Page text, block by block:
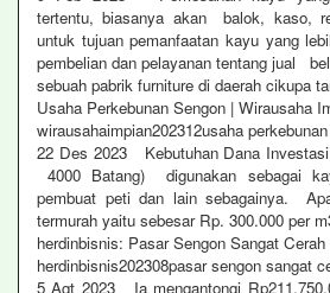
tertentu, biasanya akan balok, kaso,
untuk tujuan pemanfaatan kayu yang
pembelian dan pelayanan tentang jual
sebuah pabrik furniture di daerah cikupa
Usaha Perkebunan Sengon | Wirausaha
wirausahaimpian202312usaha
22 Des 2023 Kebutuhan Dana
4000 Batang) digunakan sebagai
pembuat peti dan lain sebagainya.
termurah yaitu sebesar Rp. 300.000 per
herdinbisnis: Pasar Sengon Sangat Cerah
herdinbisnis202308pasar sengon sangat
5 Agt 2023 Ia mengantongi